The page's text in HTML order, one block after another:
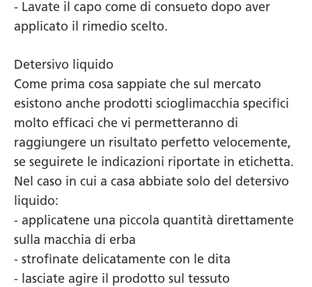
- Lavate il capo come di consueto dopo aver
applicato il rimedio scelto.
Detersivo liquido
Come prima cosa sappiate che sul mercato
esistono anche prodotti scioglimacchia specifici
molto efficaci che vi permetteranno di
raggiungere un risultato perfetto velocemente,
se seguirete le indicazioni riportate in etichetta.
Nel caso in cui a casa abbiate solo del detersivo
liquido:
- applicatene una piccola quantità direttamente
sulla macchia di erba
- strofinate delicatamente con le dita
- lasciate agire il prodotto sul tessuto